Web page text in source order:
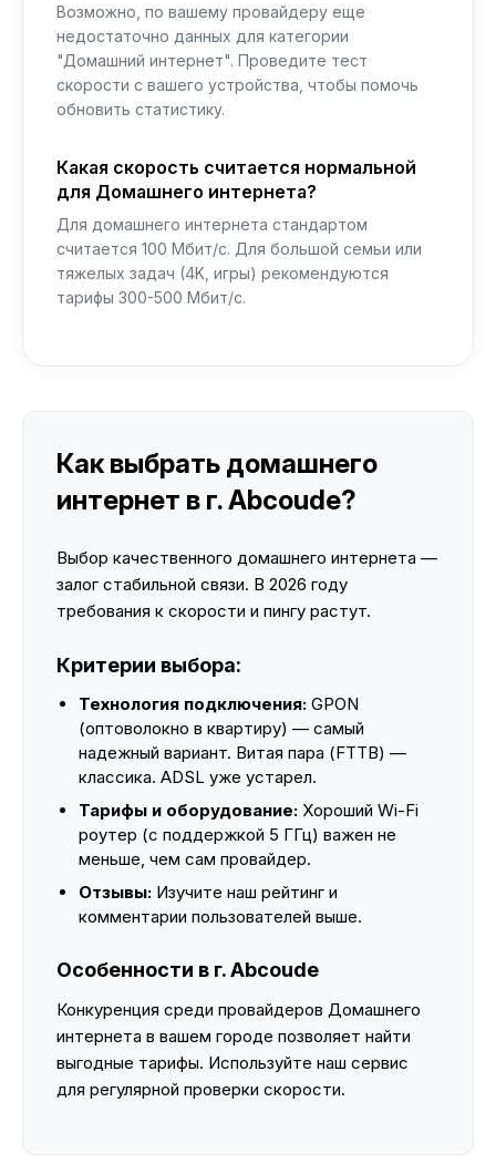
Возможно, по вашему провайдеру еще
недостаточно данных для категории
"Домашний интернет". Проведите тест
скорости с вашего устройства, чтобы помочь
обновить статистику.
Какая скорость считается нормальной
для Домашнего интернета?
Для домашнего интернета стандартом
считается 100 Мбит/с. Для большой семьи или
тяжелых задач (4K, игры) рекомендуются
тарифы 300-500 Мбит/с.
Как выбрать домашнего
интернет в г. Abcoude?
Выбор качественного домашнего интернета —
залог стабильной связи. В 2026 году
требования к скорости и пингу растут.
Критерии выбора:
Технология подключения: GPON
(оптоволокно в квартиру) — самый
надежный вариант. Витая пара (FTTB) —
классика. ADSL уже устарел.
Тарифы и оборудование: Хороший Wi-Fi
роутер (с поддержкой 5 ГГц) важен не
меньше, чем сам провайдер.
Отзывы: Изучите наш рейтинг и
комментарии пользователей выше.
Особенности в г. Abcoude
Конкуренция среди провайдеров Домашнего
интернета в вашем городе позволяет найти
выгодные тарифы. Используйте наш сервис
для регулярной проверки скорости.